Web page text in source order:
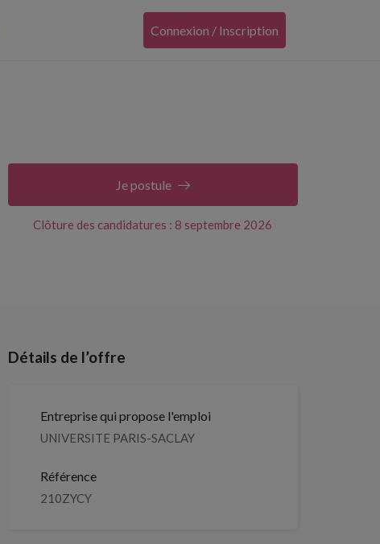
Connexion / Inscription
Clôture des candidatures : 8 septembre 2026
Je postule
Détails de l’offre
Entreprise qui propose l'emploi
UNIVERSITE PARIS-SACLAY
Référence
210ZYCY